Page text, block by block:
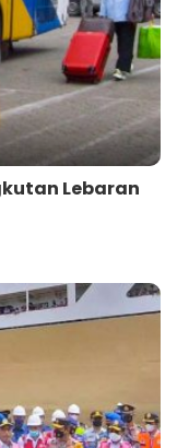
Lebaran